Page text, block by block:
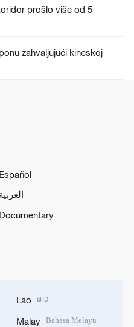
prošlo više od 5
zahvaljujući kineskoj
Español
العربية
Documentary
Lao ລາວ
Malay Bahasa Melayu